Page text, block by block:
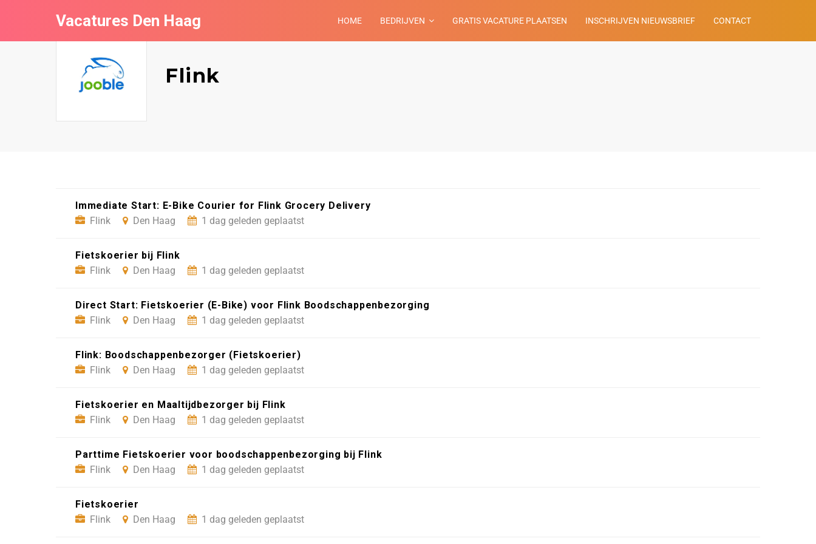
Vacatures Den Haag HOME BEDRIJVEN GRATIS VACATURE PLAATSEN INSCHRIJVEN NIEUWSBRIEF CONTACT
Flink
Immediate Start: E-Bike Courier for Flink Grocery Delivery
Flink
Den Haag 1 dag geleden geplaatst
Fietskoerier bij Flink
Flink
Den Haag 1 dag geleden geplaatst
Direct Start: Fietskoerier (E-Bike) voor Flink Boodschappenbezorging
Flink
Den Haag 1 dag geleden geplaatst
Flink: Boodschappenbezorger (Fietskoerier)
Flink
Den Haag 1 dag geleden geplaatst
Fietskoerier en Maaltijdbezorger bij Flink
Flink
Den Haag 1 dag geleden geplaatst
Parttime Fietskoerier voor boodschappenbezorging bij Flink
Flink
Den Haag 1 dag geleden geplaatst
Fietskoerier
Flink
Den Haag 1 dag geleden geplaatst